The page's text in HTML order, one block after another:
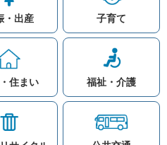
・出産 子育て
住まい 福祉・介護